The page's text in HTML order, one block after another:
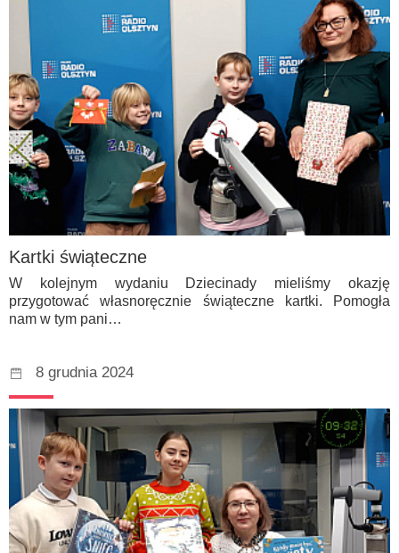
Kartki świąteczne
W kolejnym wydaniu Dziecinady mieliśmy okazję
przygotować własnoręcznie świąteczne kartki. Pomogła
nam w tym pani…
8 grudnia 2024